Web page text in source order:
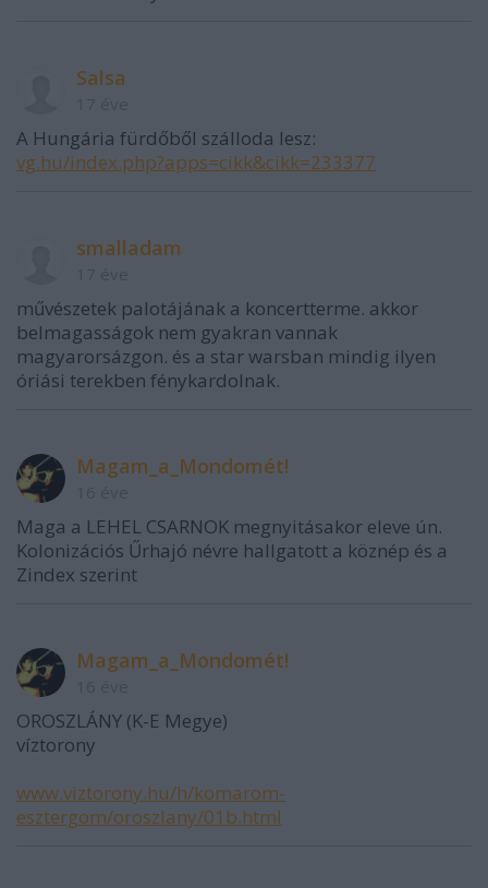
Salsa
A Hungária fürdőből szálloda lesz:
vg.hu/index.php?apps=cikk&cikk=233377
smalladam
művészetek palotájának a koncertterme. akkor
belmagasságok nem gyakran vannak
magyarorsázgon. és a star warsban mindig ilyen
óriási terekben fénykardolnak.
Magam_a_Mondomét!
Maga a LEHEL CSARNOK megnyitásakor eleve ún.
Kolonizációs Űrhajó névre hallgatott a köznép és a
Zindex szerint
Magam_a_Mondomét!
OROSZLÁNY (K-E Megye)
víztorony
www.viztorony.hu/h/komarom-
esztergom/oroszlany/01b.html